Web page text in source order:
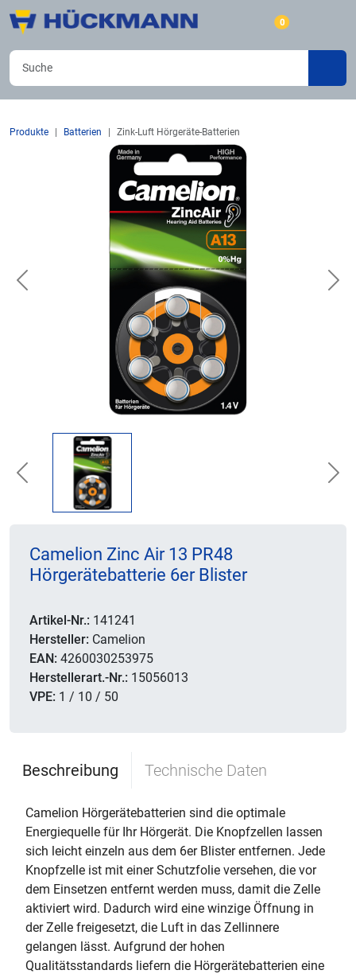
0
Produkte Batterien Zink-Luft Hörgeräte-Batterien
Previous
Previous
Camelion Zinc Air 13 PR48
Hörgerätebatterie 6er Blister
Artikel-Nr.: 141241
Hersteller: Camelion
EAN: 4260030253975
Herstellerart.-Nr.: 15056013
VPE: 1 / 10 / 50
Beschreibung Technische Daten
Camelion Hörgerätebatterien sind die optimale
Energiequelle für Ihr Hörgerät. Die Knopfzellen lassen
sich leicht einzeln aus dem 6er Blister entfernen. Jede
Knopfzelle ist mit einer Schutzfolie versehen, die vor
dem Einsetzen entfernt werden muss, damit die Zelle
aktiviert wird. Dadurch wird eine winzige Öffnung in
der Zelle freigesetzt, die Luft in das Zellinnere
gelangen lässt. Aufgrund der hohen
Qualitätsstandards liefern die Hörgerätebatterien eine